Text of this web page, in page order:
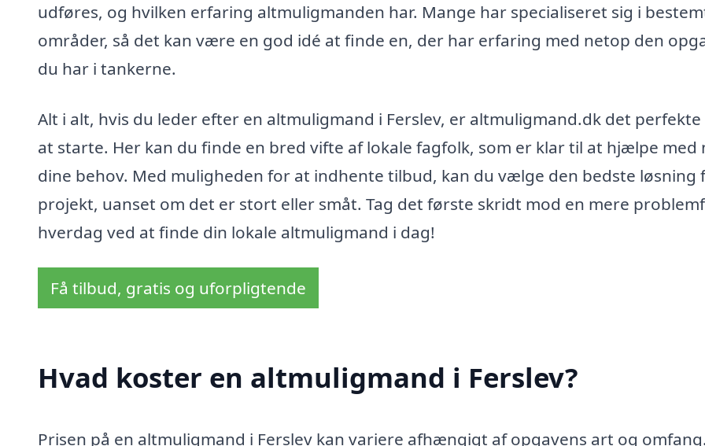
udføres, og hvilken erfaring altmuligmanden har. Mange har specialiseret sig i
områder, så det kan være en god idé at finde en, der har erfaring med netop den
du har i tankerne.
Alt i alt, hvis du leder efter en altmuligmand i Ferslev, er altmuligmand.dk det perfekte
at starte. Her kan du finde en bred vifte af lokale fagfolk, som er klar til at hjælpe med
dine behov. Med muligheden for at indhente tilbud, kan du vælge den bedste løsning
projekt, uanset om det er stort eller småt. Tag det første skridt mod en mere
hverdag ved at finde din lokale altmuligmand i dag!
Få tilbud, gratis og uforpligtende
Hvad koster en altmuligmand i Ferslev?
Prisen på en altmuligmand i Ferslev kan variere afhængigt af opgavens art og omfang.